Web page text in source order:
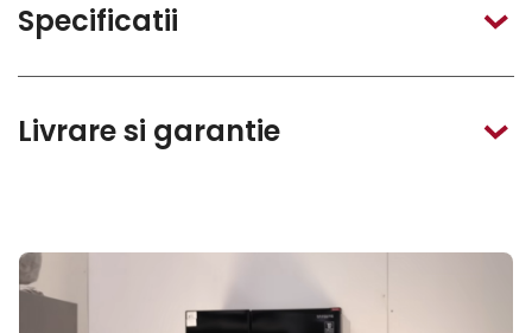
Specificatii
Livrare si garantie